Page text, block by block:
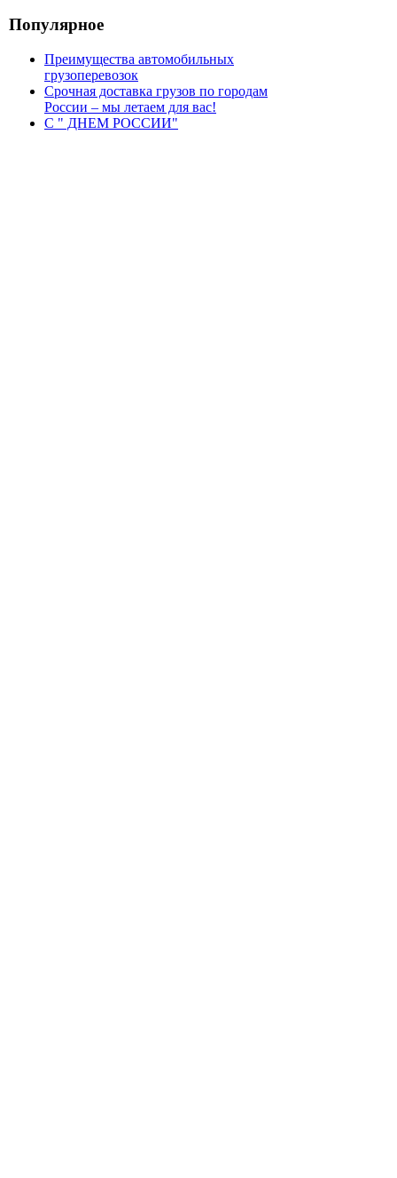
Популярное
Преимущества автомобильных
грузоперевозок
Срочная доставка грузов по городам
России – мы летаем для вас!
С " ДНЕМ РОССИИ"